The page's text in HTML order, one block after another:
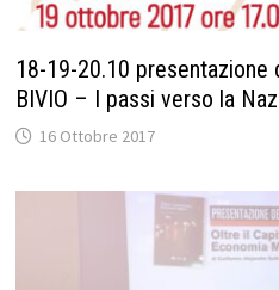
18-19-20.10 presentazione
BIVIO – I passi verso la
16 Ottobre 2017